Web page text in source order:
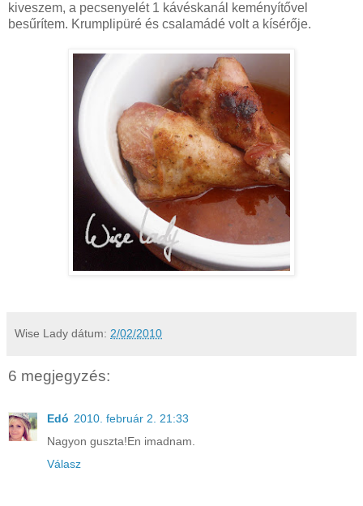
kiveszem, a pecsenyelét 1 kávéskanál keményítővel
besűrítem. Krumplipüré és csalamádé volt a kísérője.
Wise Lady dátum: 2/02/2010
6 megjegyzés:
Edó 2010. február 2. 21:33
Nagyon guszta!En imadnam.
Válasz